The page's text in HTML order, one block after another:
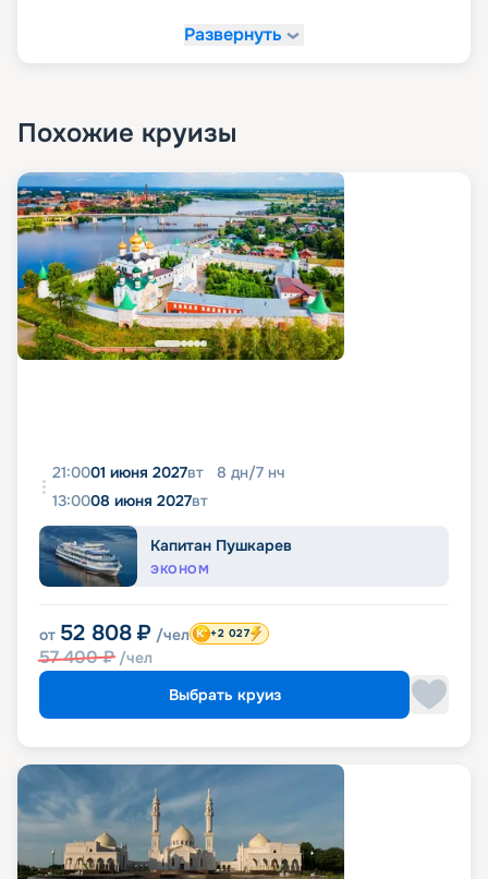
Развернуть
Похожие круизы
21:0001 июня 2027вт 8 дн/7 нч
13:0008 июня 2027вт
Капитан Пушкарев
ЭКОНОМ
от 52 808 ₽ /чел
57 400₽ /чел
+2 027
Выбрать круиз